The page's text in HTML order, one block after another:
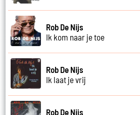
Rob De Nijs
Ik kom naar je toe
Rob De Nijs
Ik laat je vrij
Rob De Nijs